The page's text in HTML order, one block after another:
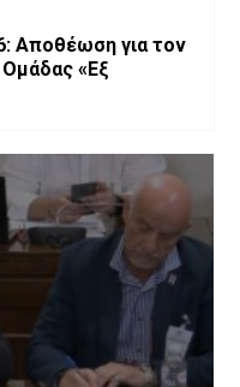
Αποθέωση για τον
«Εξ